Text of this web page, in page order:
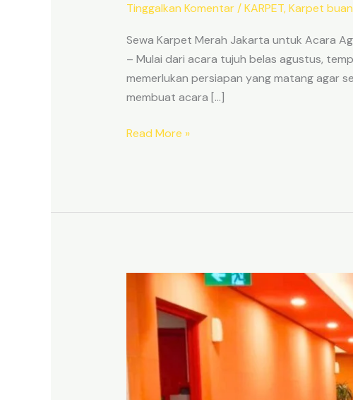
Tinggalkan Komentar /KARPET,Karpet
Sewa Karpet Merah Jakarta untuk Acara
– Mulai dari acara tujuh belas agustus,
memerlukan persiapan yang matang agar
membuat acara […]
SEWA
Read More »